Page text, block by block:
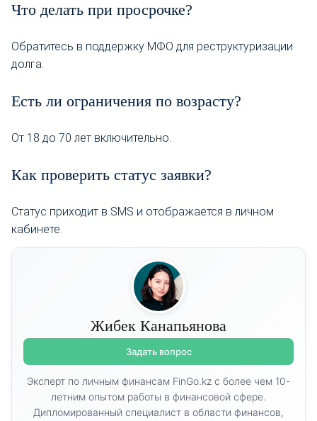
Что делать при просрочке?
Обратитесь в поддержку МФО для реструктуризации
долга.
Есть ли ограничения по возрасту?
От 18 до 70 лет включительно.
Как проверить статус заявки?
Статус приходит в SMS и отображается в личном
кабинете.
Жибек Канапьянова
Задать вопрос
Эксперт по личным финансам FinGo.kz с более чем 10-
летним опытом работы в финансовой сфере.
Дипломированный специалист в области финансов,